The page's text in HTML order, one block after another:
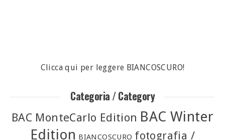
Clicca qui per leggere BIANCOSCURO!
Categoria / Category
BAC MonteCarlo Edition BAC Winter
Edition BIANCOSCURO fotografia /